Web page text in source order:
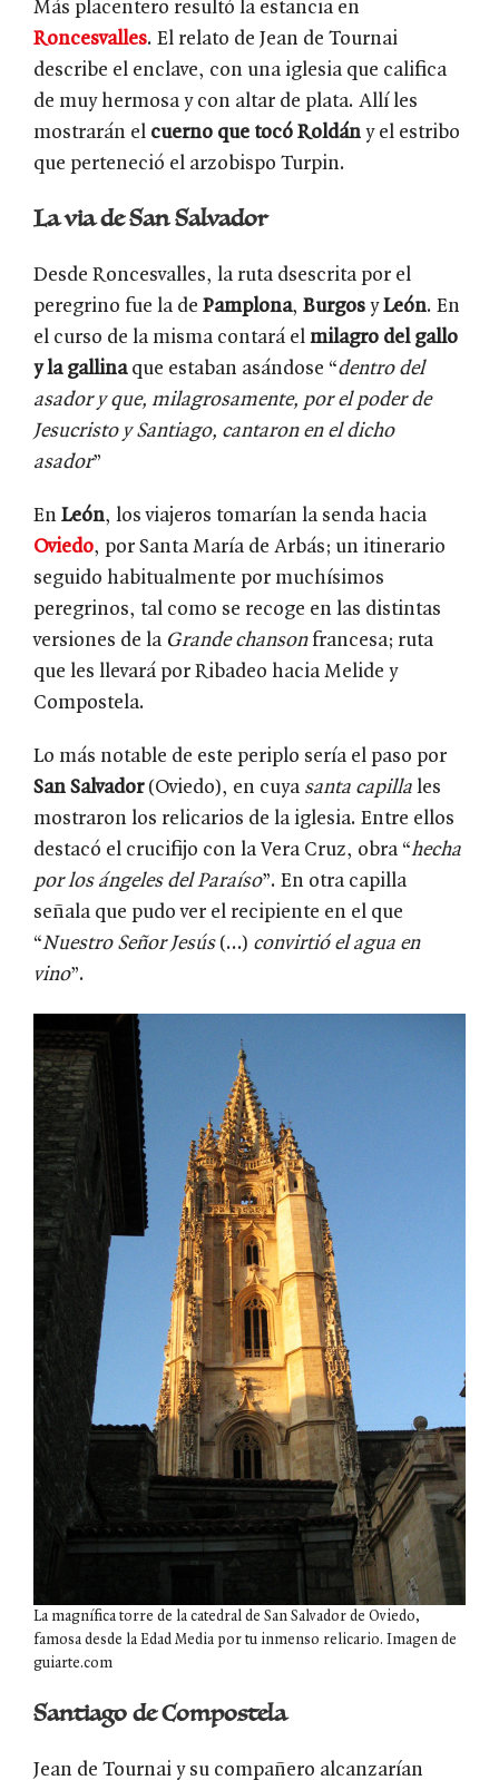
Más placentero resultó la estancia en
Roncesvalles. El relato de Jean de Tournai
describe el enclave, con una iglesia que califica
de muy hermosa y con altar de plata. Allí les
mostrarán el cuerno que tocó Roldán y el estribo
que perteneció el arzobispo Turpin.
La via de San Salvador
Desde Roncesvalles, la ruta dsescrita por el
peregrino fue la de Pamplona, Burgos yLeón. En
el curso de la misma contará el milagro del gallo
y la gallinaque estaban asándose “dentro del
asador y que, milagrosamente, por el poder de
Jesucristo y Santiago, cantaron en el dicho
asador”
En León, los viajeros tomarían la senda hacia
Oviedo, por Santa María de Arbás; un itinerario
seguido habitualmente por muchísimos
peregrinos, tal como se recoge en las distintas
versiones de la Grande chansonfrancesa; ruta
que les llevará por Ribadeo hacia Melide y
Compostela.
Lo más notable de este periplo sería el paso por
San Salvador(Oviedo), en cuya santa capilla les
mostraron los relicarios de la iglesia. Entre ellos
destacó el crucifijo con la Vera Cruz, obra “hecha
por los ángeles del Paraíso”. En otra capilla
señala que pudo ver el recipiente en el que
“Nuestro Señor Jesús(…) convirtió el agua en
vino”.
La magnífica torre de la catedral de San Salvador de Oviedo,
famosa desde la Edad Media por tu inmenso relicario. Imagen de
guiarte.com
Santiago de Compostela
Jean de Tournai y su compañero alcanzarían